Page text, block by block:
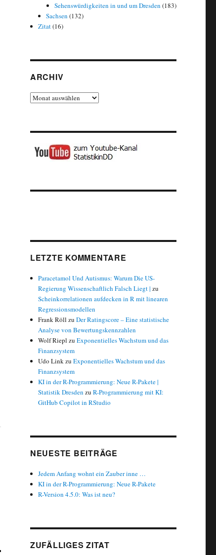
Sehenswürdigkeiten in und um Dresden (183)
Sachsen (132)
Zitat(16)
ARCHIV
Archiv
LETZTE KOMMENTARE
Paracetamol Und Autismus: Warum Die US-
Regierung Wissenschaftlich Falsch Liegt | zu
Scheinkorrelationen aufdecken in R mit linearen
Regressionsmodellen
Frank Röll zuDer Ratingscore – Eine statistische
Analyse von Bewertungskennzahlen
Wolf Riepl zuExponentielles Wachstum und das
Finanzsystem
Udo LinkzuExponentielles Wachstum und das
Finanzsystem
KI in der R-Programmierung: Neue R-Pakete |
Statistik Dresden zuR-Programmierung mit KI:
GitHub Copilot in RStudio
NEUESTE BEITRÄGE
Jedem Anfang wohnt ein Zauber inne …
KI in der R-Programmierung: Neue R-Pakete
R-Version 4.5.0: Was ist neu?
ZUFÄLLIGES ZITAT